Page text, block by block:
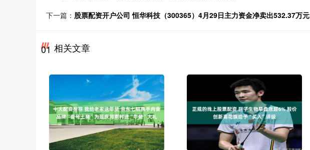
下一篇： 股票配资开户公司 恒华科技（300365）4月29日主力资金净卖出532.37万元
01 相关文章